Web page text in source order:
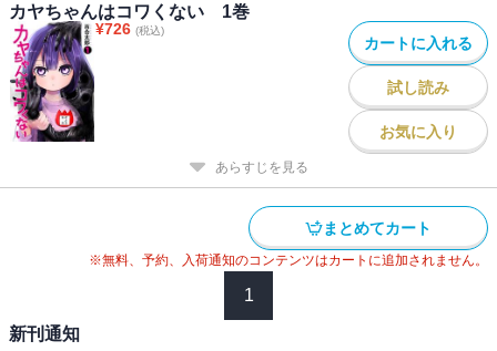
カヤちゃんはコワくない 1巻
¥726 (税込)
カートに入れる
試し読み
お気に入り
あらすじを見る
まとめてカート
※無料、予約、入荷通知のコンテンツはカートに追加されません。
1
新刊通知